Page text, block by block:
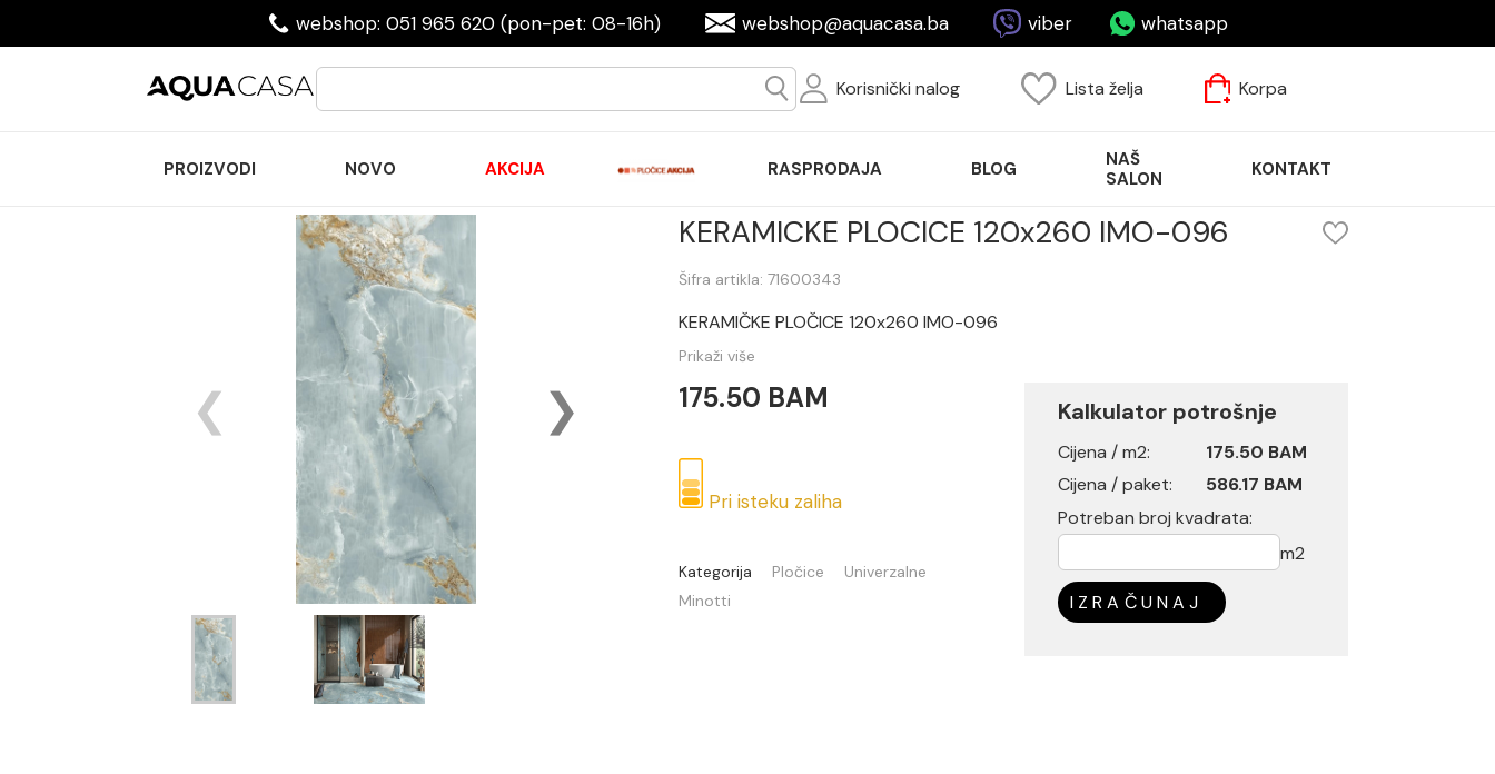
webshop: 051 965 620 (pon-pet: 08-16h) webshop@aquacasa.ba viber whatsapp
Korisnički nalog Lista želja Korpa
PROIZVODI NOVO AKCIJA RASPRODAJA BLOG
NAŠ
SALON
KONTAKT
KERAMICKE PLOCICE 120x260 IMO-096
Šifra artikla: 71600343
KERAMIČKE PLOČICE 120x260 IMO-096
Prikaži više
175.50 BAM
Pri isteku zaliha
Kategorija Pločice
Univerzalne
Minotti
Kalkulator potrošnje
Cijena / m2:
175.50 BAM
Cijena / paket:
586.17 BAM
Potreban broj kvadrata:
m2
IZRAČUNAJ